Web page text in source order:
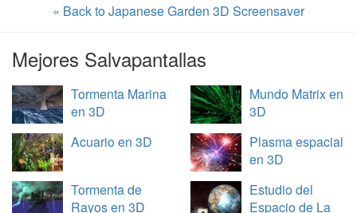
« Back to Japanese Garden 3D Screensaver
Mejores Salvapantallas
Tormenta Marina
en 3D
Mundo Matrix en
3D
Acuario en 3D
Plasma espacial
en 3D
Tormenta de
Rayos en 3D
Estudio del
Espacio de La